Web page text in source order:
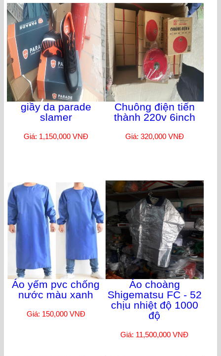
giầy da parade
slamer
Giá: 1,150,000 VNĐ
Chuông điện tiến
thành 220v 6inch
Giá: 320,000 VNĐ
Áo yếm pvc chống
nước màu xanh
Giá: 150,000 VNĐ
Áo choàng
Shigematsu FC - 52
chịu nhiệt độ 1000
độ
Giá: 11,500,000 VNĐ